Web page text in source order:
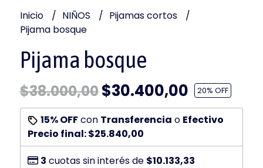
Inicio NIÑOS
Pijamas cortos
Pijama bosque
Pijama bosque
$38.000,00$30.400,00 20% OFF
15% OFFcon Transferencia o Efectivo
Precio final:$25.840,00
3 cuotas sin interés de $10.133,33